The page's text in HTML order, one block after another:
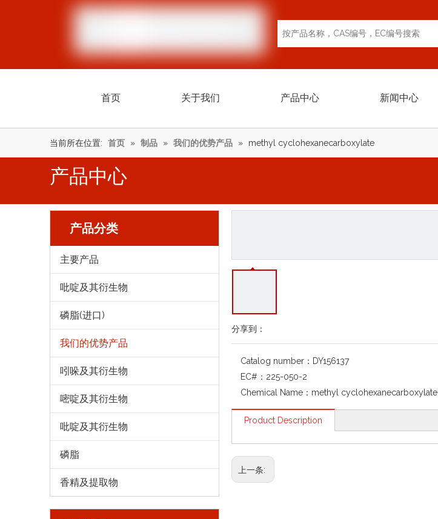
首页 关于我们 产品中心 新闻中心
当前所在位置: 首页 » 制品 » 我们的优势产品 » methyl cyclohexanecarboxylate
产品中心
产品分类
主要产品
吡啶及其衍生物
磷脂(进口)
我们的优势产品
吲哚及其衍生物
嘧啶及其衍生物
吡啶及其衍生物
磷脂
香精及提取物
分享到：
Catalog number： DY156137
EC#： 225-050-2
Chemical Name： methyl cyclohexanecarboxylate
Product Description
上一条: